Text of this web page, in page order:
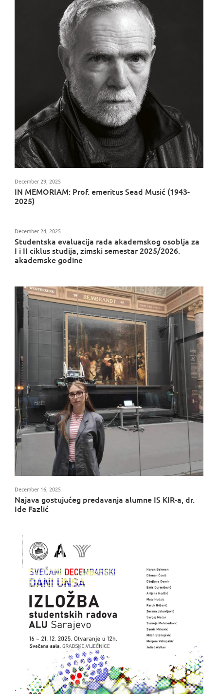
IN MEMORIAM: Prof. emeritus Sead Musić (1943-
2025)
December 29, 2025
Studentska evaluacija rada akademskog osoblja za
I i II ciklus studija, zimski semestar 2025/2026.
akademske godine
December 24, 2025
Najava gostujućeg predavanja alumne IS KIR-a, dr.
Ide Fazlić
December 16, 2025